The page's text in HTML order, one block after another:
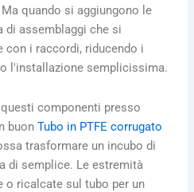
quando si aggiungono le
di assemblaggi che si
con i raccordi, riducendo i
l'installazione semplicissima.
componenti presso
buonTubo in PTFE corrugato
trasformare un incubo di
di semplice. Le estremità
o ricalcate sul tubo per un